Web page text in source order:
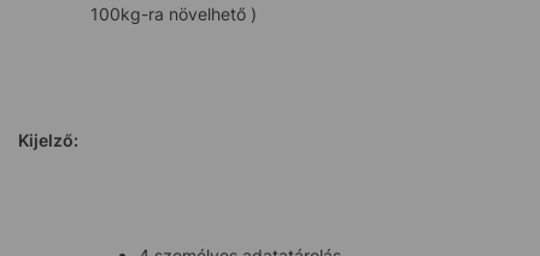
100kg-ra növelhető )
Kijelző: